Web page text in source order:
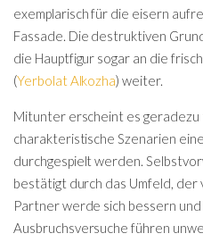
exemplarisch für die eisern
Fassade. Die destruktiven
die Hauptfigur sogar an die
(Yerbolat Alkozha) weiter.
Mitunter erscheint es geradezu
charakteristische Szenarien
durchgespielt werden.
bestätigt durch das Umfeld,
Partner werde sich bessern und
Ausbruchsversuche führen